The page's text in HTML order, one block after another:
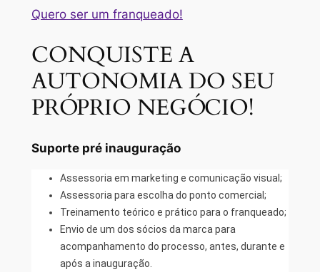
Quero ser um franqueado!
CONQUISTE A
AUTONOMIA DO SEU
PRÓPRIO NEGÓCIO!
Suporte pré inauguração
Assessoria em marketing e comunicação visual;
Assessoria para escolha do ponto comercial;
Treinamento teórico e prático para o franqueado;
Envio de um dos sócios da marca para
acompanhamento do processo, antes, durante e
após a inauguração.